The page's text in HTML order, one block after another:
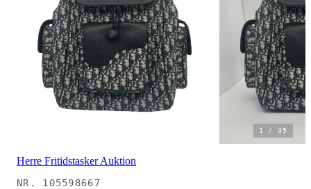
1 /35
Herre Fritidstasker Auktion
NR. 105598667